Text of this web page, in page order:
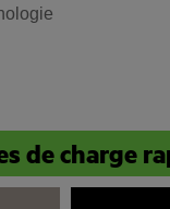
de charge